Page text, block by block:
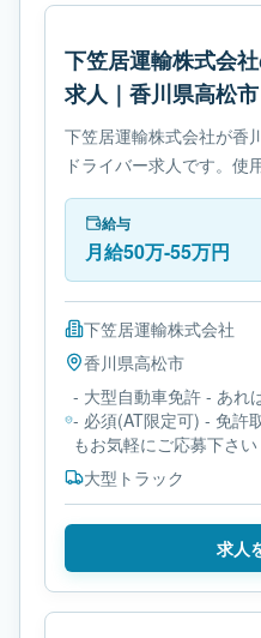
下笠居運輸株式会
求人｜香川県高松
下笠居運輸株式会社が香
ドライバー求人です。使
必要免許は- 大型自動車
給与
月給50万-55万円
下笠居運輸株式会社
香川県高松市
- 大型自動車免許 - あれ
- 必須(AT限定可) - 免許
もお気軽にご応募下さい
大型トラック
求人